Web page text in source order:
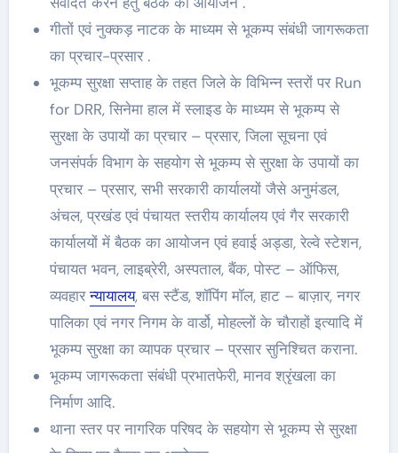
गीतों एवं नुक्कड़ नाटक के माध्यम से भूकम्प संबंधी जागरूकता
का प्रचार-प्रसार .
भूकम्प सुरक्षा सप्ताह के तहत जिले के विभिन्न स्तरों पर Run
for DRR, सिनेमा हाल में स्लाइड के माध्यम से भूकम्प से
सुरक्षा के उपायों का प्रचार – प्रसार, जिला सूचना एवं
जनसंपर्क विभाग के सहयोग से भूकम्प से सुरक्षा के उपायों का
प्रचार – प्रसार, सभी सरकारी कार्यालयों जैसे अनुमंडल,
अंचल, प्रखंड एवं पंचायत स्तरीय कार्यालय एवं गैर सरकारी
कार्यालयों में बैठक का आयोजन एवं हवाई अड्डा, रेल्वे स्टेशन,
पंचायत भवन, लाइब्रेरी, अस्पताल, बैंक, पोस्ट – ऑफिस,
व्यवहारन्यायालय, बस स्टैंड, शॉपिंग मॉल, हाट – बाज़ार, नगर
पालिका एवं नगर निगम के वार्डो, मोहल्लों के चौराहों इत्यादि में
भूकम्प सुरक्षा का व्यापक प्रचार – प्रसार सुनिश्चित कराना.
भूकम्प जागरूकता संबंधी प्रभातफेरी, मानव श्रृंखला का
निर्माण आदि.
थाना स्तर पर नागरिक परिषद के सहयोग से भूकम्प से सुरक्षा